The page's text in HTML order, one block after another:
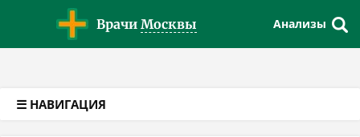
Врачи Москвы Анализы
☰ НАВИГАЦИЯ